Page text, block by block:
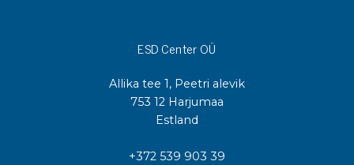
ESD Center OÜ
Allika tee 1, Peetri alevik
753 12 Harjumaa
Estland
+372 539 903 39